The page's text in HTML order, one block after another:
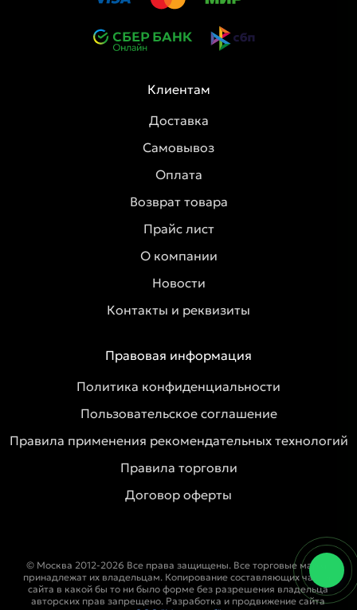
Клиентам
Доставка
Самовывоз
Оплата
Возврат товара
Прайс лист
О компании
Новости
Контакты и реквизиты
Правовая информация
Политика конфиденциальности
Пользовательское соглашение
Правила применения рекомендательных технологий
Правила торговли
Договор оферты
© Москва 2012-2026 Все права защищены. Все торговые марки
принадлежат их владельцам. Копирование составляющих частей
сайта в какой бы то ни было форме без разрешения владельца
авторских прав запрещено. Разработка и продвижение сайта